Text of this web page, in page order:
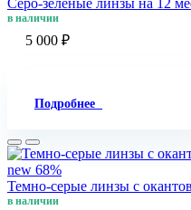
Серо-зеленые линзы на 12
в наличии
5 000 ₽
Подробнее
new 68%
Темно-серые линзы c
в наличии